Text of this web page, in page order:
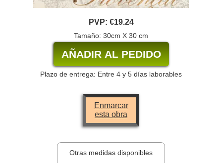
PVP: €19.24
Tamaño: 30cm X 30 cm
Plazo de entrega: Entre 4 y 5 días laborables
Enmarcar
esta obra
Otras medidas disponibles